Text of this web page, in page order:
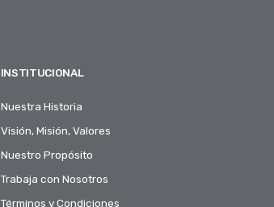
INSTITUCIONAL
Nuestra Historia
Visión, Misión, Valores
Nuestro Propósito
Trabaja con Nosotros
Términos y Condiciones